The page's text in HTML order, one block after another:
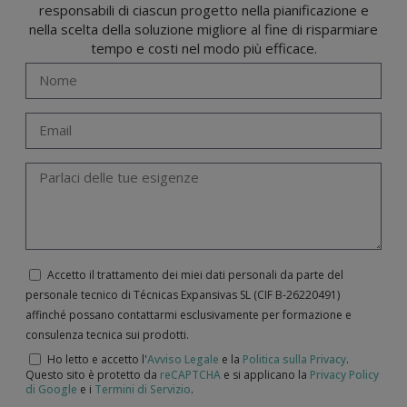
responsabili di ciascun progetto nella pianificazione e
nella scelta della soluzione migliore al fine di risparmiare
tempo e costi nel modo più efficace.
Accetto il trattamento dei miei dati personali da parte del
personale tecnico di Técnicas Expansivas SL (CIF B-­26220491)
affinché possano contattarmi esclusivamente per formazione e
consulenza tecnica sui prodotti.
Ho letto e accetto l'Avviso Legale e la Politica sulla Privacy.
Questo sito è protetto da reCAPTCHA e si applicano la Privacy Policy
di Google e i Termini di Servizio.